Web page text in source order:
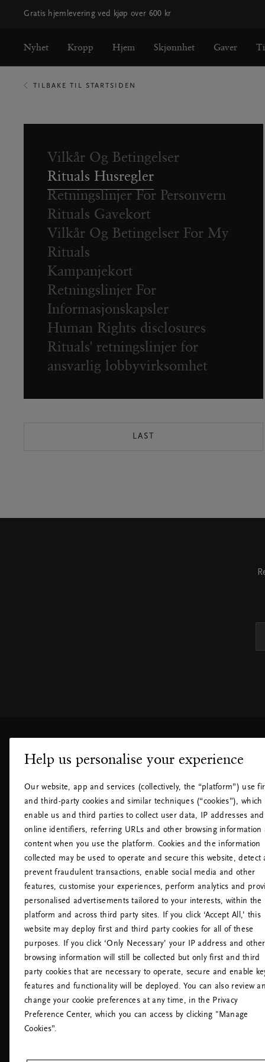
Gratis hjemlevering ved kjøp over 600 kr
Nyhet Kropp Hjem Skjønnhet Gaver
TILBAKE TIL STARTSIDEN
Vilkår Og Betingelser
Rituals Husregler
Retningslinjer For Personvern
Rituals Gavekort
Vilkår Og Betingelser For My
Rituals
Kampanjekort
Retningslinjer For
Informasjonskapsler
Human Rights disclosures
Rituals' retningslinjer for
ansvarlig lobbyvirksomhet
LAST
KUNDESERVICE
Vanlige spørsmål
Kontakt oss
Retningslinjer for informasjonskapsler
Innstillinger for informasjonskapsler
Tilgjengelighetserklæring
Retningslinjer For Personvern
Rituals Husregler
Angre avtalen
HVOR
Hoteller
Flyplasser
RING KUNDESERVICE:
+47 23963309
Lokal tariff
Help us personalise your experience
Our website, app and services (collectively, the “platform”) use
and third-party cookies and similar techniques (“cookies”), which
enable us and third parties to collect user data, IP addresses and
online identifiers, referring URLs and other browsing information
content when you use the platform. Cookies and the information
collected may be used to operate and secure this website, detect
prevent fraudulent transactions, enable social media and other
features, customise your experiences, perform analytics and
personalised advertisements tailored to your interests, within the
platform and across third party sites. If you click ‘Accept All,’ this
website may deploy first and third party cookies for all of these
purposes. If you click ‘Only Necessary’ your IP address and other
browsing information will still be collected but only first and third
party cookies that are necessary to operate, secure and enable
features and functionality will be deployed. You can also review
change your cookie preferences at any time, in the Privacy
Preference Center, which you can access by clicking "Manage
Cookies”.